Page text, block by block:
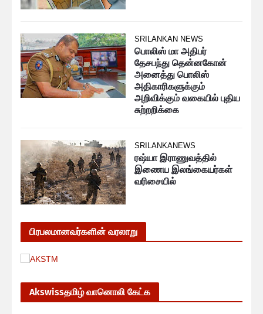
SRILANKAN NEWS
பொலிஸ் மா அதிபர்
தேசபந்து தென்னகோன்
அனைத்து பொலிஸ்
அதிகாரிகளுக்கும்
அறிவிக்கும் வகையில் புதிய
சுற்றறிக்கை
SRILANKANEWS
ரஷ்யா இராணுவத்தில்
இணைய இலங்கையர்கள்
வரிசையில்
பிரபலமானவர்களின் வரலாறு
Akswissதமிழ் வானொலி கேட்க